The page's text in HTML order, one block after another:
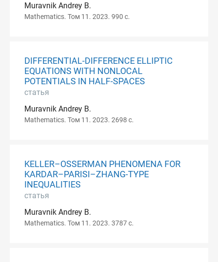
Muravnik Andrey B.
Mathematics. Том 11. 2023. 990 с.
DIFFERENTIAL-DIFFERENCE ELLIPTIC
EQUATIONS WITH NONLOCAL
POTENTIALS IN HALF-SPACES
статья
Muravnik Andrey B.
Mathematics. Том 11. 2023. 2698 с.
KELLER–OSSERMAN PHENOMENA FOR
KARDAR–PARISI–ZHANG-TYPE
INEQUALITIES
статья
Muravnik Andrey B.
Mathematics. Том 11. 2023. 3787 с.